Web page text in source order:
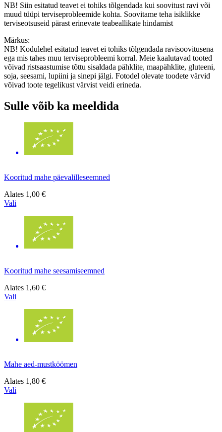
NB! Siin esitatud teavet ei tohiks tõlgendada kui soovitust ravi või
muud tüüpi terviseprobleemide kohta. Soovitame teha isiklikke
terviseotsuseid pärast erinevate teabeallikate hindamist
Märkus:
NB! Kodulehel esitatud teavet ei tohiks tõlgendada ravisoovitusena
ega mis tahes muu terviseprobleemi korral. Meie kaalutavad tooted
võivad ristsaastumise tõttu sisaldada pähklite, maapähklite, gluteeni,
soja, seesami, lupiini ja sinepi jälgi. Fotodel olevate toodete värvid
võivad toote tegelikust värvist veidi erineda.
Sulle võib ka meeldida
Kooritud mahe päevalilleseemned
Alates 1,00 €
Vali
Kooritud mahe seesamiseemned
Alates 1,60 €
Vali
Mahe aed-mustköömen
Alates 1,80 €
Vali